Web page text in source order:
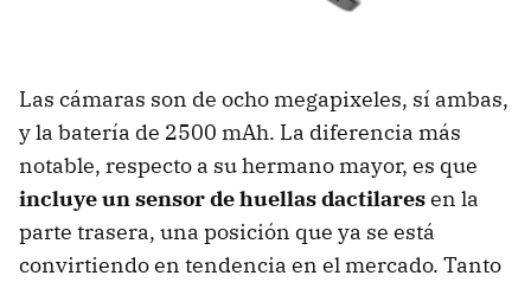
Las cámaras son de ocho megapixeles, sí ambas,
y la batería de 2500 mAh. La diferencia más
notable, respecto a su hermano mayor, es que
incluye un sensor de huellas dactilaresen la
parte trasera, una posición que ya se está
convirtiendo en tendencia en el mercado. Tanto